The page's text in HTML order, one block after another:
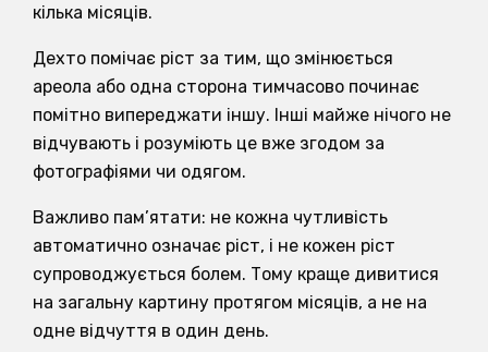
кілька місяців.
Дехто помічає ріст за тим, що змінюється
ареола або одна сторона тимчасово починає
помітно випереджати іншу. Інші майже нічого не
відчувають і розуміють це вже згодом за
фотографіями чи одягом.
Важливо пам’ятати: не кожна чутливість
автоматично означає ріст, і не кожен ріст
супроводжується болем. Тому краще дивитися
на загальну картину протягом місяців, а не на
одне відчуття в один день.